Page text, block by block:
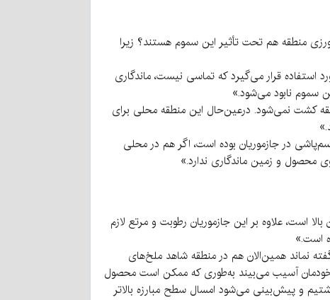
منطقه هم تحت تأثیر این سموم هستند؟ زیرا
استفاده قرار می‌گیرد که تماسی نیست، ماندگاری
سموم نابود می‌شود.»
کشت نمی‌شود. درعین‌حال این منطقه محلی برای
در جازموریان بوده است، اگر هم در محلی
محصول و زمین ماندگاری ندارد.»
است، علاوه بر این جازموریان رطوبت و مرتع لازم
است.»
نماند همین‌الان هم در منطقه شاهد ملخ‌های
خودمان آسیب می‌بیند به‌طوری که ممکن است محصول
ملخ‌ها بسیار بالا است، در سال گذشته نزدیک به ۱۵۰ هزار هکتار مبارزه داشتیم و پیش‌بینی می‌شود امسال سطح مبارزه بالاتر